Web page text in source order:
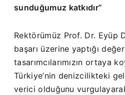
sunduğumuz katkıdır”
Rektörümüz Prof. Dr. Eyüp
başarı üzerine yaptığı
tasarımcılarımızın ortaya
Türkiye’nin denizcilikteki
verici olduğunu